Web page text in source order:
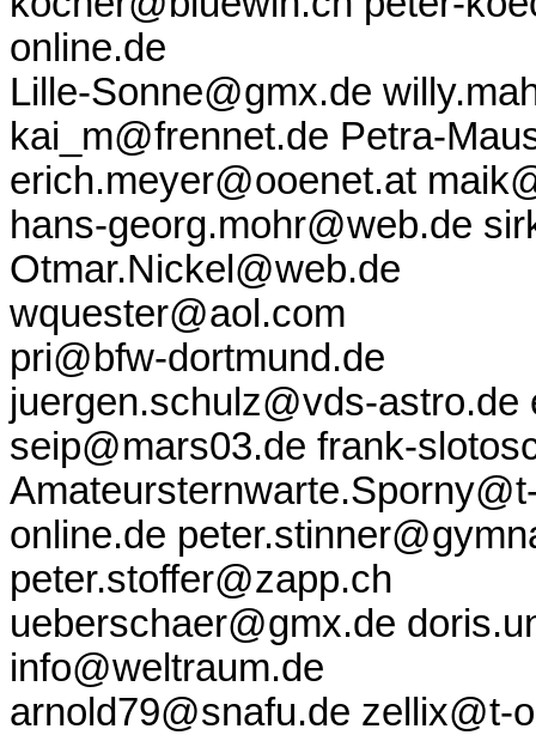
online.de
Lille-Sonne@gmx.de
kai_m@frennet.de Petra-
erich.meyer@ooenet.at
hans-georg.mohr@web.de
Otmar.Nickel@web.de
wquester@aol.com
pri@bfw-dortmund.de
juergen.schulz@vds-
seip@mars03.de frank-
online.de
peter.stoffer@zapp.ch
ueberschaer@gmx.de
info@weltraum.de
arnold79@snafu.de zellix@t-